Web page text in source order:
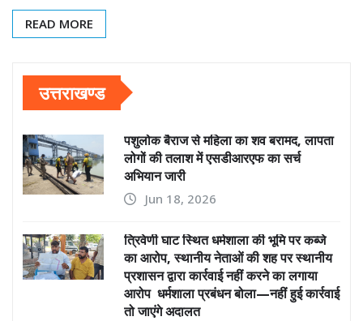
READ MORE
उत्तराखण्ड
पशुलोक बैराज से महिला का शव बरामद, लापता
लोगों की तलाश में एसडीआरएफ का सर्च
अभियान जारी
Jun 18, 2026
त्रिवेणी घाट स्थित धर्मशाला की भूमि पर कब्जे
का आरोप, स्थानीय नेताओं की शह पर स्थानीय
प्रशासन द्वारा कार्रवाई नहीं करने का लगाया
आरोप धर्मशाला प्रबंधन बोला—नहीं हुई कार्रवाई
तो जाएंगे अदालत